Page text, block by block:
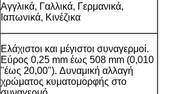
Αγγλικά, Γαλλικά, Γερμανικά,
Ιαπωνικά, Κινέζικα
Ελάχιστοι και μέγιστοι συναγερμοί.
Εύρος 0,25 mm έως 508 mm (0,010
"έως 20,00"). Δυναμική αλλαγή
χρώματος κυματομορφής στο